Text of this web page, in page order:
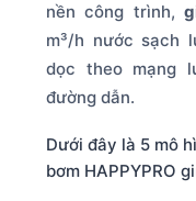
nền công trình,
m³/h nước sạch
dọc theo mạng
đường dẫn.
Dưới đây là 5 mô
bơm HAPPYPRO